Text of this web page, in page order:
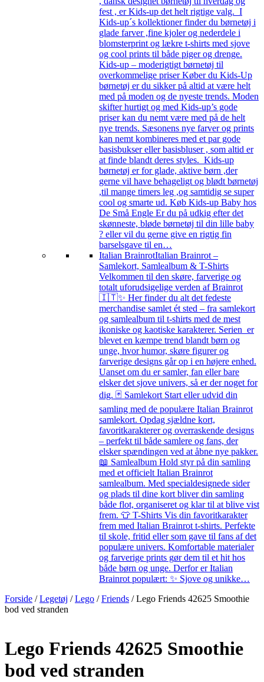
fest , er Kids-up det helt rigtige valg. I
Kids-up´s kollektioner finder du børnetøj i
glade farver ,fine kjoler og nederdele i
blomsterprint og lækre t-shirts med sjove
og cool prints til både piger og drenge.
Kids-up – moderigtigt børnetøj til
overkommelige priser Køber du Kids-Up
børnetøj er du sikker på altid at være helt
med på moden og de nyeste trends. Moden
skifter hurtigt og med Kids-up’s gode
priser kan du nemt være med på de helt
nye trends. Sæsonens nye farver og prints
kan nemt kombineres med et par gode
basisbukser eller basisbluser , som altid er
at finde blandt deres styles. Kids-up
børnetøj er for glade, aktive børn ,der
gerne vil have behageligt og blødt børnetøj
,til mange timers leg ,og samtidig se super
cool og smarte ud. Køb Kids-up Baby hos
De Små Engle Er du på udkig efter det
skønneste, bløde børnetøj til din lille baby
? eller vil du gerne give en rigtig fin
barselsgave til en…
Italian BrainrotItalian Brainrot –
Samlekort, Samlealbum & T-Shirts
Velkommen til den skøre, farverige og
totalt uforudsigelige verden af Brainrot
🇮🇹✨ Her finder du alt det fedeste
merchandise samlet ét sted – fra samlekort
og samlealbum til t-shirts med de mest
ikoniske og kaotiske karakterer. Serien er
blevet en kæmpe trend blandt børn og
unge, hvor humor, skøre figurer og
farverige designs går op i en højere enhed.
Uanset om du er samler, fan eller bare
elsker det sjove univers, så er der noget for
dig. 🃏 Samlekort Start eller udvid din
samling med de populære Italian Brainrot
samlekort. Opdag sjældne kort,
favoritkarakterer og overraskende designs
– perfekt til både samlere og fans, der
elsker spændingen ved at åbne nye pakker.
📖 Samlealbum Hold styr på din samling
med et officielt Italian Brainrot
samlealbum. Med specialdesignede sider
og plads til dine kort bliver din samling
både flot, organiseret og klar til at blive vist
frem. 👕 T-Shirts Vis din favoritkarakter
frem med Italian Brainrot t-shirts. Perfekte
til skole, fritid eller som gave til fans af det
populære univers. Komfortable materialer
og farverige prints gør dem til et hit hos
både børn og unge. Derfor er Italian
Brainrot populært: ✨ Sjove og unikke…
Forside /Legetøj /Lego /Friends / Lego Friends 42625 Smoothie
bod ved stranden
Lego Friends 42625 Smoothie
bod ved stranden